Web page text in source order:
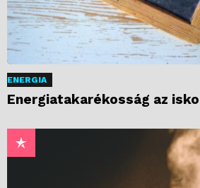
ENERGIA
Energiatakarékosság az